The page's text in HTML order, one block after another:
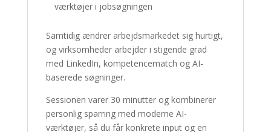
værktøjer i jobsøgningen
Samtidig ændrer arbejdsmarkedet sig hurtigt,
og virksomheder arbejder i stigende grad
med LinkedIn, kompetencematch og AI-
baserede søgninger.
Sessionen varer 30 minutter og kombinerer
personlig sparring med moderne AI-
værktøjer, så du får konkrete input og en